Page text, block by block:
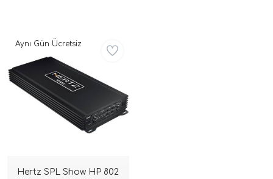
Hertz SPL Show HP 802
Aynı Gün Ücretsiz